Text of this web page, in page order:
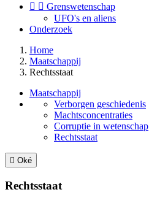
  Grenswetenschap
UFO's en aliens
Onderzoek
Home
Maatschappij
Rechtsstaat
Maatschappij
Verborgen geschiedenis
Machtsconcentraties
Corruptie in wetenschap
Rechtsstaat
 Oké
Rechtsstaat